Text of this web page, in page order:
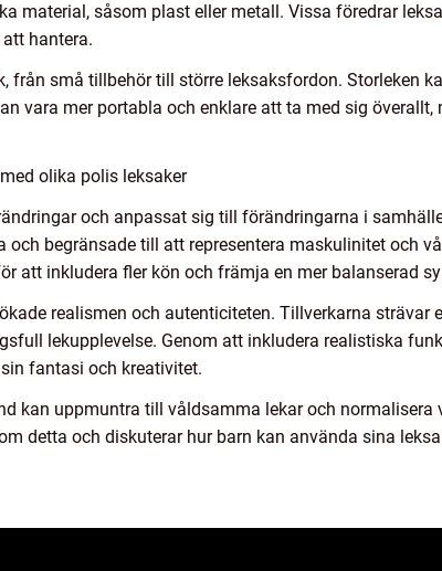
material, såsom plast eller metall. Vissa föredrar
hantera.
från små tillbehör till större leksaksfordon. Storleken
vara mer portabla och enklare att ta med sig överallt,
olika polis leksaker
och anpassat sig till förändringarna i
och begränsade till att representera maskulinitet och
att inkludera fler kön och främja en mer balanserad
realismen och autenticiteten. Tillverkarna strävar
lekupplevelse. Genom att inkludera realistiska
fantasi och kreativitet.
kan uppmuntra till våldsamma lekar och
detta och diskuterar hur barn kan använda sina